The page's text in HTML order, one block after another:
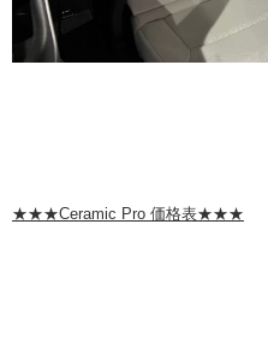
★★★Ceramic Pro 価格表★★★